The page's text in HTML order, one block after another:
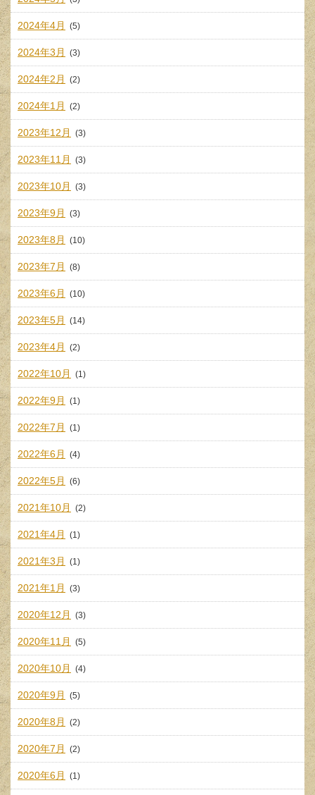
2024年4月 (5)
2024年3月 (3)
2024年2月 (2)
2024年1月 (2)
2023年12月 (3)
2023年11月 (3)
2023年10月 (3)
2023年9月 (3)
2023年8月 (10)
2023年7月 (8)
2023年6月 (10)
2023年5月 (14)
2023年4月 (2)
2022年10月 (1)
2022年9月 (1)
2022年7月 (1)
2022年6月 (4)
2022年5月 (6)
2021年10月 (2)
2021年4月 (1)
2021年3月 (1)
2021年1月 (3)
2020年12月 (3)
2020年11月 (5)
2020年10月 (4)
2020年9月 (5)
2020年8月 (2)
2020年7月 (2)
2020年6月 (1)